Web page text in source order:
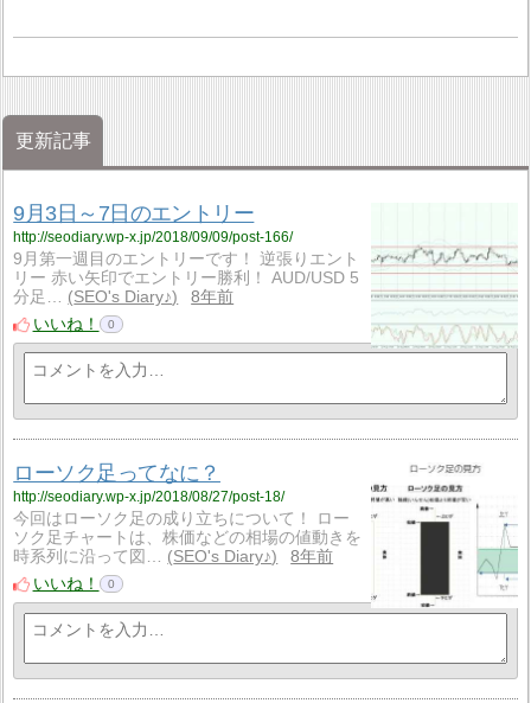
更新記事
9月3日～7日のエントリー
http://seodiary.wp-x.jp/2018/09/09/post-166/
9月第一週目のエントリーです！ 逆張りエント
リー 赤い矢印でエントリー勝利！ AUD/USD 5
分足…
SEO's Diary♪
8年前
いいね！
0
ローソク足ってなに？
http://seodiary.wp-x.jp/2018/08/27/post-18/
今回はローソク足の成り立ちについて！ ロー
ソク足チャートは、株価などの相場の値動きを
時系列に沿って図…
SEO's Diary♪
8年前
いいね！
0